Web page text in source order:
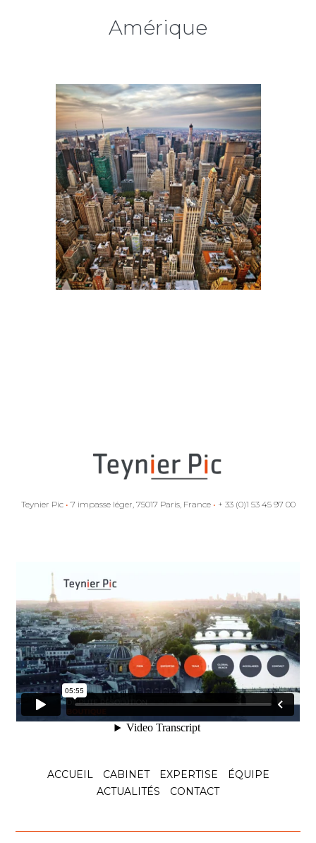
Amérique
Teynier Pic • 7 impasse léger, 75017 Paris, France • + 33 (0)1 53 45 97 00
ACCUEIL CABINET EXPERTISE
ÉQUIPE
ACTUALITÉS
CONTACT